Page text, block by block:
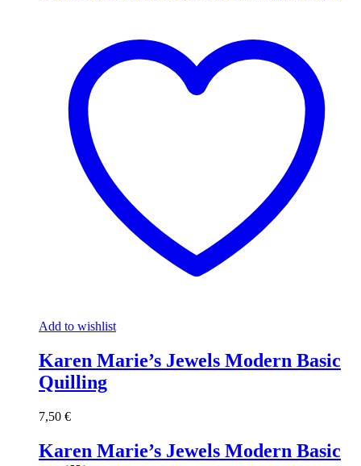
Add to wishlist
Karen Marie’s Jewels Modern Basic
Quilling
7,50 €
Karen Marie’s Jewels Modern Basic